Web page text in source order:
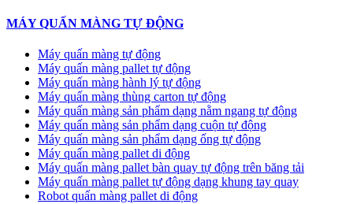
MÁY QUẤN MÀNG TỰ ĐỘNG
Máy quấn màng tự động
​Máy quấn màng pallet tự động
Máy quấn màng hành lý tự động
Máy quấn màng thùng carton tự động
Máy quấn màng sản phẩm dạng nằm ngang tự động
Máy quấn màng sản phẩm dạng cuộn tự động
Máy quấn màng sản phẩm dạng ống tự động
Máy quấn màng pallet di động
Máy quấn màng pallet bàn quay tự động trên băng tải
Máy quấn màng pallet tự động dạng khung tay quay
Robot quấn màng pallet di động